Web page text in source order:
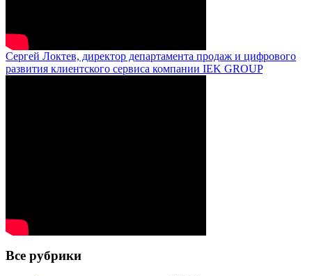
Сергей Локтев, директор департамента продаж и цифрового
развития клиентского сервиса компании IEK GROUP
Все рубрики